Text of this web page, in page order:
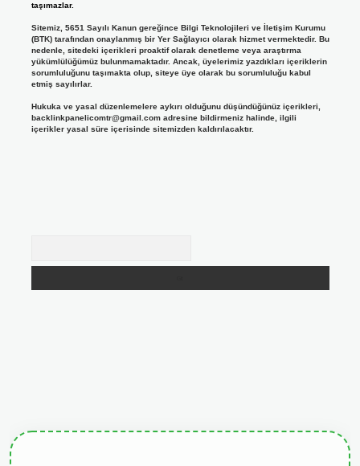
taşımazlar.
Sitemiz, 5651 Sayılı Kanun gereğince Bilgi Teknolojileri ve İletişim Kurumu
(BTK) tarafından onaylanmış bir Yer Sağlayıcı olarak hizmet vermektedir. Bu
nedenle, sitedeki içerikleri proaktif olarak denetleme veya araştırma
yükümlülüğümüz bulunmamaktadır. Ancak, üyelerimiz yazdıkları içeriklerin
sorumluluğunu taşımakta olup, siteye üye olarak bu sorumluluğu kabul
etmiş sayılırlar.
Hukuka ve yasal düzenlemelere aykırı olduğunu düşündüğünüz içerikleri,
backlinkpanelicomtr@gmail.comadresine bildirmeniz halinde, ilgili
içerikler yasal süre içerisinde sitemizden kaldırılacaktır.